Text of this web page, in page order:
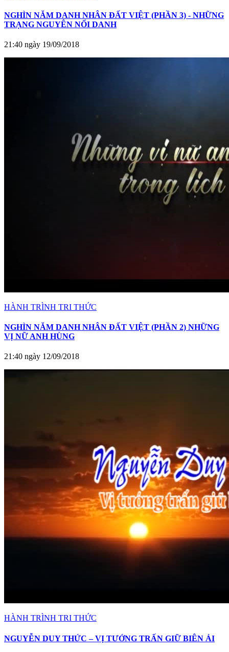
NGHÌN NĂM DANH NHÂN ĐẤT VIỆT (PHẦN 3) - NHỮNG
TRẠNG NGUYÊN NỔI DANH
21:40 ngày 19/09/2018
HÀNH TRÌNH TRI THỨC
NGHÌN NĂM DANH NHÂN ĐẤT VIỆT (PHẦN 2) NHỮNG
VỊ NỮ ANH HÙNG
21:40 ngày 12/09/2018
HÀNH TRÌNH TRI THỨC
NGUYỄN DUY THỨC – VỊ TƯỚNG TRẤN GIỮ BIÊN ẢI